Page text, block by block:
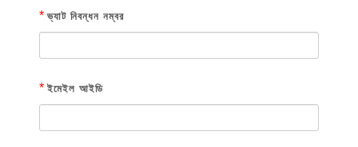
* ভ্যাট নিবন্ধন নম্বর
* ইমেইল আইডি